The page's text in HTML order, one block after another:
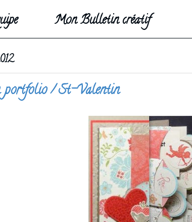
Mon Bulletin créatif
portfolio / St-Valentin